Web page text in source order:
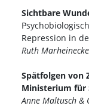
Sichtbare
Repression in
Ruth
Spätfolgen von
Ministerium für
Anne Maltusch &